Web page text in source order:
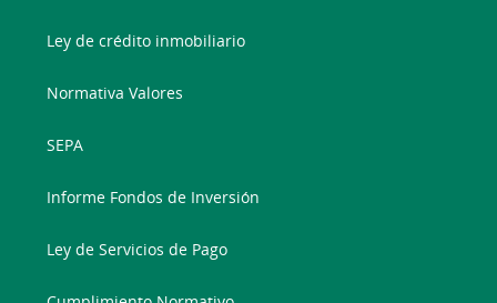
Ley de crédito inmobiliario
Normativa Valores
SEPA
Informe Fondos de Inversión
Ley de Servicios de Pago